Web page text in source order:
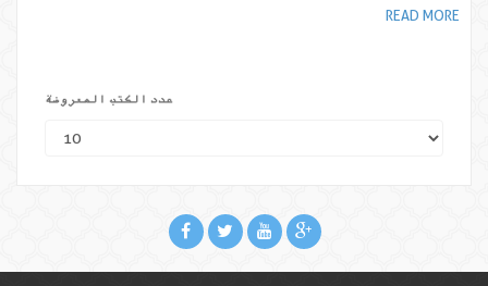
READ MORE
عدد الكتب المعروضة